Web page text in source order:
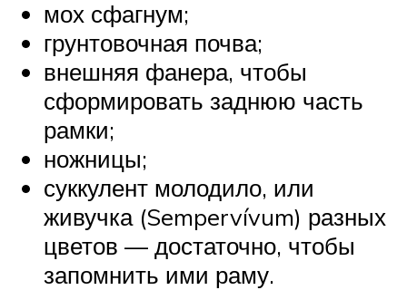
мох сфагнум;
грунтовочная почва;
внешняя фанера, чтобы
сформировать заднюю часть
рамки;
ножницы;
суккулент молодило, или
живучка (Sempervívum) разных
цветов — достаточно, чтобы
запомнить ими раму.